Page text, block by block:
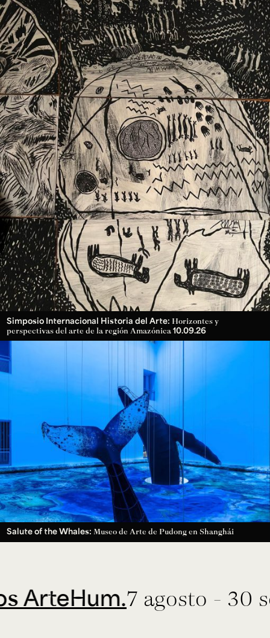
Configuración de cookies
Universidad de los Andes | Vigilada Mineducación.
Reconocimiento como universidad: Decreto 1297 del 30
de mayo de 1964. Reconocimiento de personería jurídica:
Resolución 28 del 23 de febrero de 1949, Minjusticia.
Acreditación institucional de alta calidad, 10 años:
Resolución 000194 del 16 de enero del 2025.
Ext. 2626
Posgrados
Ext. 4925
Educación
Continua
Ext. 4795
Simposio Internacional Historia del Arte: Horizontes y
perspectivas del arte de la región Amazónica 10.09.26
Salute of the Whales: Museo de Arte de Pudong en Shanghái
7 agosto - 30